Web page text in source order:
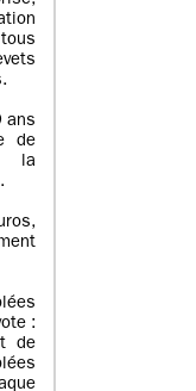
ans
de
la
:
de